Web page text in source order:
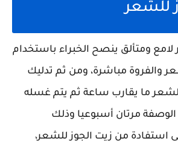
للشعر
ومتألق ينصح الخبراء باستخدام
والفروة مباشرة، ومن ثم تدليك
ما يقارب ساعة ثم يتم غسله
الوصفة مرتان أسبوعيا وذلك
من زيت الجوز للشعر،